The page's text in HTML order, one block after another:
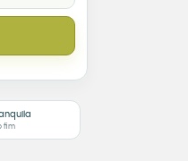
fim